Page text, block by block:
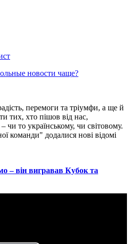
новости чаще?
перемоги та тріумфи, а ще й
тих, хто пішов від нас,
чи то українському, чи світовому.
команди" додалися нові відомі
– він вигравав Кубок та